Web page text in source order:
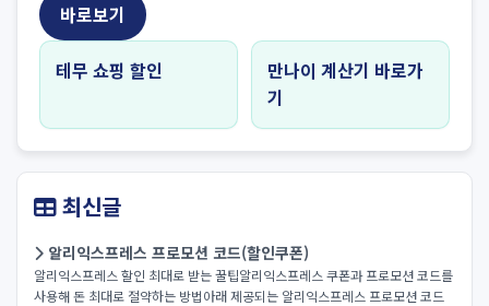
바로보기
테무 쇼핑 할인
만나이 계산기 바로가
기
최신글
알리익스프레스 프로모션 코드(할인쿠폰)
알리익스프레스 할인 최대로 받는 꿀팁알리익스프레스 쿠폰과 프로모션 코드를
사용해 돈 최대로 절약하는 방법아래 제공되는 알리익스프레스 프로모션 코드